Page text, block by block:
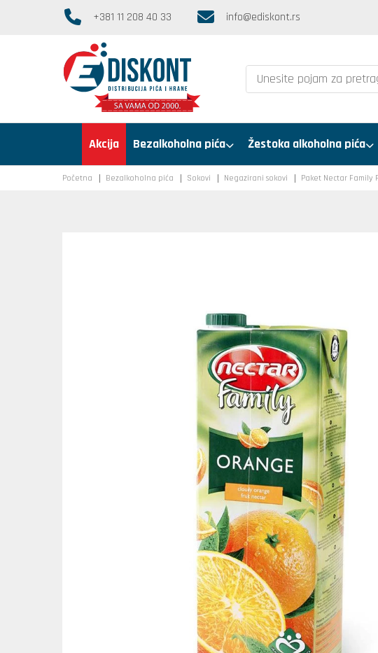
+381 11 208 40 33 info@ediskont.rs
Akcija Bezalkoholna pića Žestoka alkoholna pića
Početna Bezalkoholna pića Sokovi Negazirani sokovi Paket Nectar Family